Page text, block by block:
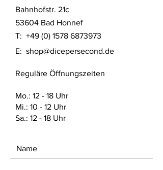
aktuellem Stand der Technik gereinigt
und mit UV Licht ausgehärtet.
Detaillierte Sicherheitshinweise nach
Produktsicherheitsverordnung (GPSR)
den FAQ. Dort sind auch die offiziellen
des verwendeten Materials zu finden.
Bahnhofstr. 21c
53604 Bad Honnef
T: +49 (0) 1578 6873973
E: shop@dicepersecond.de
Reguläre Öffnungszeiten
Mo.: 12 - 18 Uhr
Mi.: 10 - 12 Uhr
Sa.: 12 - 18 Uhr